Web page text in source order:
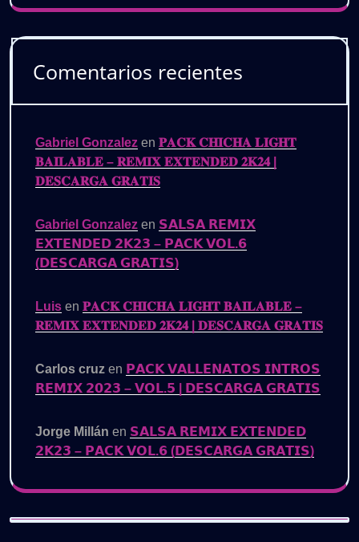
Comentarios recientes
Gabriel Gonzalez en 𝐏𝐀𝐂𝐊 𝐂𝐇𝐈𝐂𝐇𝐀 𝐋𝐈𝐆𝐇𝐓
𝐁𝐀𝐈𝐋𝐀𝐁𝐋𝐄 – 𝐑𝐄𝐌𝐈𝐗 𝐄𝐗𝐓𝐄𝐍𝐃𝐄𝐃 𝟐𝐊𝟐𝟒 |
𝐃𝐄𝐒𝐂𝐀𝐑𝐆𝐀 𝐆𝐑𝐀𝐓𝐈𝐒
Gabriel Gonzalez en 𝗦𝗔𝗟𝗦𝗔 𝗥𝗘𝗠𝗜𝗫
𝗘𝗫𝗧𝗘𝗡𝗗𝗘𝗗 𝟮𝗞𝟮𝟯 – 𝗣𝗔𝗖𝗞 𝗩𝗢𝗟.𝟲
(𝗗𝗘𝗦𝗖𝗔𝗥𝗚𝗔 𝗚𝗥𝗔𝗧𝗜𝗦)
Luis en 𝐏𝐀𝐂𝐊 𝐂𝐇𝐈𝐂𝐇𝐀 𝐋𝐈𝐆𝐇𝐓 𝐁𝐀𝐈𝐋𝐀𝐁𝐋𝐄 –
𝐑𝐄𝐌𝐈𝐗 𝐄𝐗𝐓𝐄𝐍𝐃𝐄𝐃 𝟐𝐊𝟐𝟒 | 𝐃𝐄𝐒𝐂𝐀𝐑𝐆𝐀 𝐆𝐑𝐀𝐓𝐈𝐒
Carlos cruz en 𝗣𝗔𝗖𝗞 𝗩𝗔𝗟𝗟𝗘𝗡𝗔𝗧𝗢𝗦 𝗜𝗡𝗧𝗥𝗢𝗦
𝗥𝗘𝗠𝗜𝗫 𝟮𝟬𝟮𝟯 – 𝗩𝗢𝗟.𝟱 | 𝗗𝗘𝗦𝗖𝗔𝗥𝗚𝗔 𝗚𝗥𝗔𝗧𝗜𝗦
Jorge Millán en 𝗦𝗔𝗟𝗦𝗔 𝗥𝗘𝗠𝗜𝗫 𝗘𝗫𝗧𝗘𝗡𝗗𝗘𝗗
𝟮𝗞𝟮𝟯 – 𝗣𝗔𝗖𝗞 𝗩𝗢𝗟.𝟲 (𝗗𝗘𝗦𝗖𝗔𝗥𝗚𝗔 𝗚𝗥𝗔𝗧𝗜𝗦)